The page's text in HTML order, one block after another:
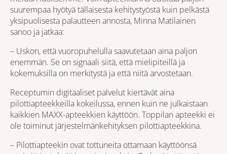
suurempaa hyötyä tällaisesta kehitystyöstä kuin pelkästä
yksipuolisesta palautteen annosta, Minna Matilainen
sanoo ja jatkaa:
– Uskon, että vuoropuhelulla saavutetaan aina paljon
enemmän. Se on signaali siitä, että mielipiteillä ja
kokemuksilla on merkitystä ja että niitä arvostetaan.
Receptumin digitaaliset palvelut kiertävät aina
pilottiapteekkeilla kokeilussa, ennen kuin ne julkaistaan
kaikkien MAXX-apteekkien käyttöön. Toppilan apteekki ei
ole toiminut järjestelmänkehityksen pilottiapteekkina.
– Pilottiapteekin ovat tottuneita ottamaan käyttöönsä